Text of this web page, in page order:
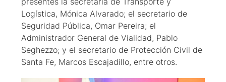
Logística, Mónica Alvarado; el secretario de
Seguridad Pública, Omar Pereira; el
Administrador General de Vialidad, Pablo
Seghezzo; y el secretario de Protección Civil de
Santa Fe, Marcos Escajadillo, entre otros.